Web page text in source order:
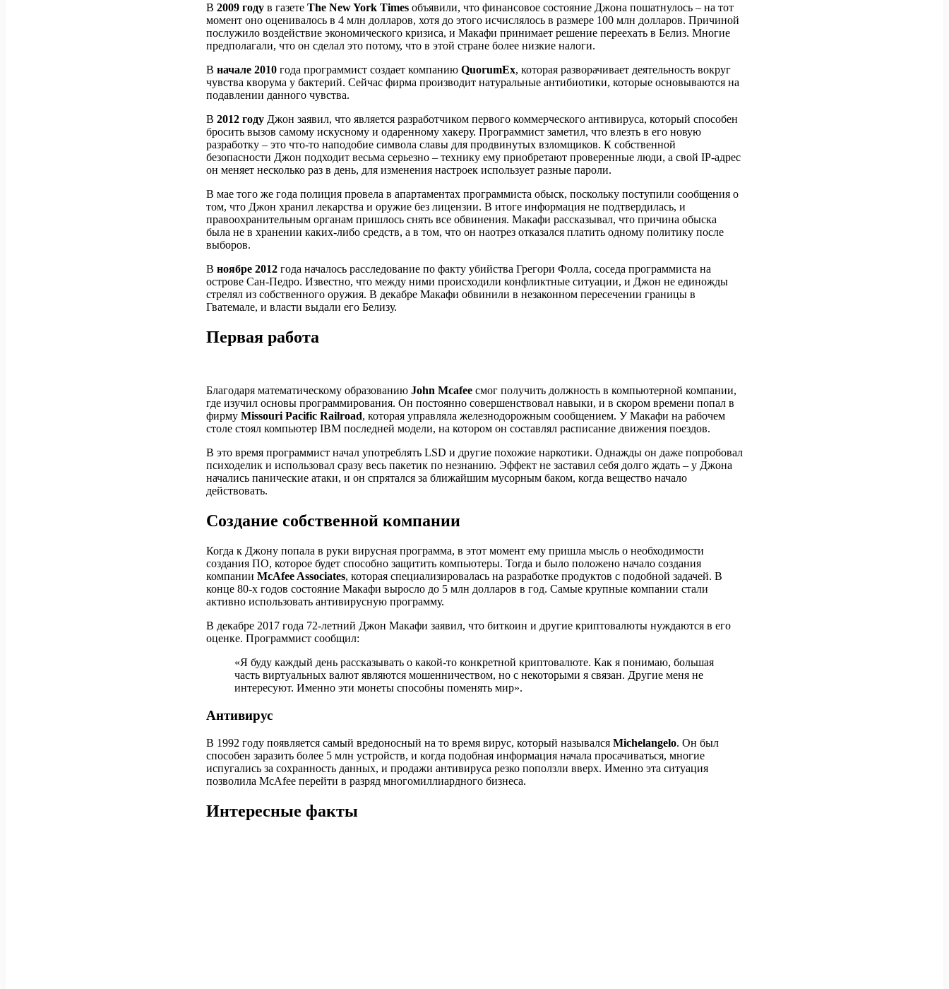
В 2009 году в газете The New York Times объявили, что финансовое состояние Джона пошатнулось – на тот
момент оно оценивалось в 4 млн долларов, хотя до этого исчислялось в размере 100 млн долларов. Причиной
послужило воздействие экономического кризиса, и Макафи принимает решение переехать в Белиз. Многие
предполагали, что он сделал это потому, что в этой стране более низкие налоги.
В начале 2010 года программист создает компанию QuorumEx, которая разворачивает деятельность вокруг
чувства кворума у бактерий. Сейчас фирма производит натуральные антибиотики, которые основываются на
подавлении данного чувства.
В 2012 году Джон заявил, что является разработчиком первого коммерческого антивируса, который способен
бросить вызов самому искусному и одаренному хакеру. Программист заметил, что влезть в его новую
разработку – это что-то наподобие символа славы для продвинутых взломщиков. К собственной
безопасности Джон подходит весьма серьезно – технику ему приобретают проверенные люди, а свой IP-адрес
он меняет несколько раз в день, для изменения настроек использует разные пароли.
В мае того же года полиция провела в апартаментах программиста обыск, поскольку поступили сообщения о
том, что Джон хранил лекарства и оружие без лицензии. В итоге информация не подтвердилась, и
правоохранительным органам пришлось снять все обвинения. Макафи рассказывал, что причина обыска
была не в хранении каких-либо средств, а в том, что он наотрез отказался платить одному политику после
выборов.
В ноябре 2012 года началось расследование по факту убийства Грегори Фолла, соседа программиста на
острове Сан-Педро. Известно, что между ними происходили конфликтные ситуации, и Джон не единожды
стрелял из собственного оружия. В декабре Макафи обвинили в незаконном пересечении границы в
Гватемале, и власти выдали его Белизу.
Первая работа
Благодаря математическому образованию John Mcafee смог получить должность в компьютерной компании,
где изучил основы программирования. Он постоянно совершенствовал навыки, и в скором времени попал в
фирму Missouri Pacific Railroad, которая управляла железнодорожным сообщением. У Макафи на рабочем
столе стоял компьютер IBM последней модели, на котором он составлял расписание движения поездов.
В это время программист начал употреблять LSD и другие похожие наркотики. Однажды он даже попробовал
психоделик и использовал сразу весь пакетик по незнанию. Эффект не заставил себя долго ждать – у Джона
начались панические атаки, и он спрятался за ближайшим мусорным баком, когда вещество начало
действовать.
Создание собственной компании
Когда к Джону попала в руки вирусная программа, в этот момент ему пришла мысль о необходимости
создания ПО, которое будет способно защитить компьютеры. Тогда и было положено начало создания
компании McAfee Associates, которая специализировалась на разработке продуктов с подобной задачей. В
конце 80-х годов состояние Макафи выросло до 5 млн долларов в год. Самые крупные компании стали
активно использовать антивирусную программу.
В декабре 2017 года 72-летний Джон Макафи заявил, что биткоин и другие криптовалюты нуждаются в его
оценке. Программист сообщил:
«Я буду каждый день рассказывать о какой-то конкретной криптовалюте. Как я понимаю, большая
часть виртуальных валют являются мошенничеством, но с некоторыми я связан. Другие меня не
интересуют. Именно эти монеты способны поменять мир».
Антивирус
В 1992 году появляется самый вредоносный на то время вирус, который назывался Michelangelo. Он был
способен заразить более 5 млн устройств, и когда подобная информация начала просачиваться, многие
испугались за сохранность данных, и продажи антивируса резко поползли вверх. Именно эта ситуация
позволила McAfee перейти в разряд многомиллиардного бизнеса.
Интересные факты